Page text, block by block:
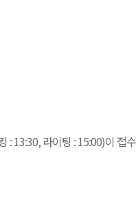
13:30, 라이팅 : 15:00)이 접